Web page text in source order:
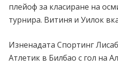
плейоф за класиране на
турнира. Витиня и Уилок
Изненадата Спортинг
Атлетик в Билбао с гол на